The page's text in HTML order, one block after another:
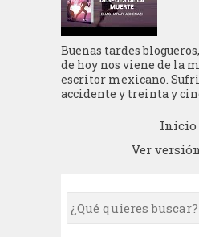
Buenas tardes
de hoy nos viene de la
escritor mexicano.
accidente y treinta y
Inicio
Ver
S
e